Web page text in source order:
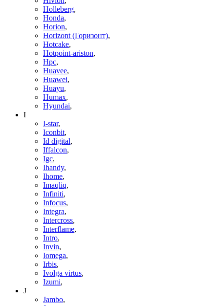
Holleberg,
Honda,
Horion,
Horizont (Горизонт),
Hotcake,
Hotpoint-ariston,
Hpc,
Huavee,
Huawei,
Huayu,
Humax,
Hyundai,
I
I-star,
Iconbit,
Id digital,
Iffalcon,
Igc,
Ihandy,
Ihome,
Imaqliq,
Infiniti,
Infocus,
Integra,
Intercross,
Interflame,
Intro,
Invin,
Iomega,
Irbis,
Ivolga virtus,
Izumi,
J
Jambo,